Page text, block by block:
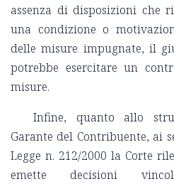
assenza di disposizioni che
una condizione o
delle misure impugnate, il
potrebbe esercitare un
misure.
Infine, quanto allo
Garante del Contribuente, ai
Legge n. 212/2000 la Corte
emette decisioni